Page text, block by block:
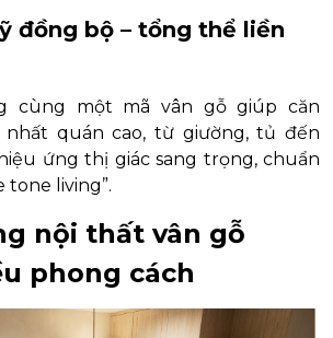
đồng bộ – tổng thể liền
cùng một mã vân gỗ giúp căn
quán cao, từ giường, tủ đến
ứng thị giác sang trọng, chuẩn
tone living”.
nội thất vân gỗ
phong cách